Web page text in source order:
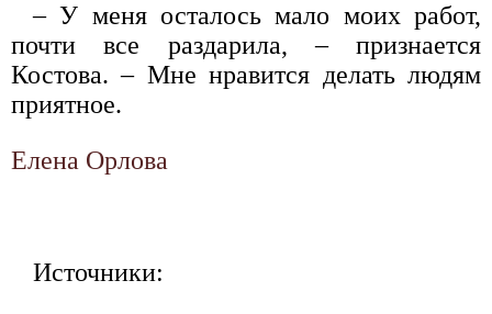
– У меня осталось мало моих работ,
почти все раздарила, – признается
Костова. – Мне нравится делать людям
приятное.
Елена Орлова
Источники: